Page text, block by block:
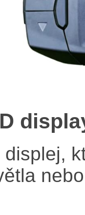
displej,